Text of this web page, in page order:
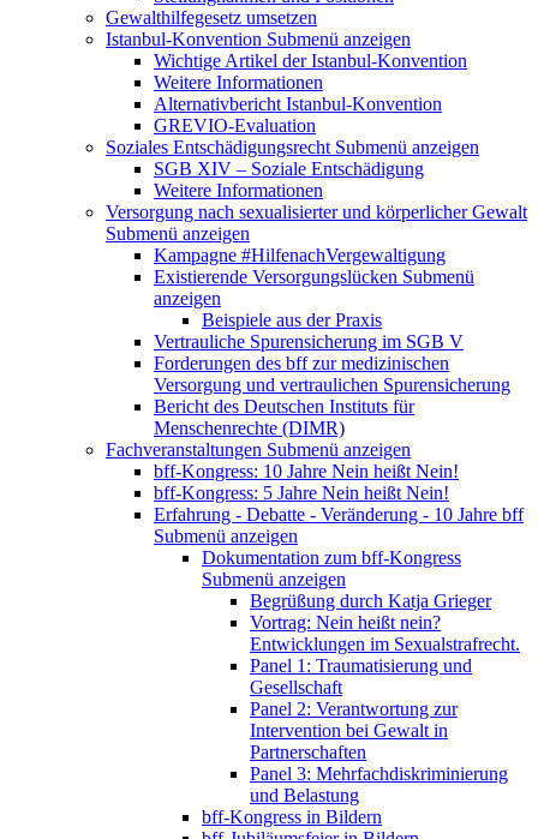
Gewalthilfegesetz umsetzen
Istanbul-Konvention Submenü anzeigen
Wichtige Artikel der Istanbul-Konvention
Weitere Informationen
Alternativbericht Istanbul-Konvention
GREVIO-Evaluation
Soziales Entschädigungsrecht Submenü anzeigen
SGB XIV – Soziale Entschädigung
Weitere Informationen
Versorgung nach sexualisierter und körperlicher Gewalt
Submenü anzeigen
Kampagne #HilfenachVergewaltigung
Existierende Versorgungslücken Submenü
anzeigen
Beispiele aus der Praxis
Vertrauliche Spurensicherung im SGB V
Forderungen des bff zur medizinischen
Versorgung und vertraulichen Spurensicherung
Bericht des Deutschen Instituts für
Menschenrechte (DIMR)
Fachveranstaltungen Submenü anzeigen
bff-Kongress: 10 Jahre Nein heißt Nein!
bff-Kongress: 5 Jahre Nein heißt Nein!
Erfahrung - Debatte - Veränderung - 10 Jahre bff
Submenü anzeigen
Dokumentation zum bff-Kongress
Submenü anzeigen
Begrüßung durch Katja Grieger
Vortrag: Nein heißt nein?
Entwicklungen im Sexualstrafrecht.
Panel 1: Traumatisierung und
Gesellschaft
Panel 2: Verantwortung zur
Intervention bei Gewalt in
Partnerschaften
Panel 3: Mehrfachdiskriminierung
und Belastung
bff-Kongress in Bildern